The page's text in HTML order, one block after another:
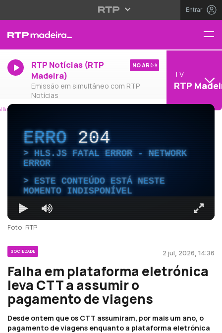
Entrar
RTP Notícias (RTP
Madeira)
Emissão em simultâneo com RTP
Notícias
NO AR
TV
RTP
ERRO204
HLS.JS FATAL ERROR - NETWORK
ERROR
ESTE CONTEÚDO ESTÁ NESTE
MOMENTO INDISPONÍVEL
Foto: RTP
SOCIEDADE 2 jul, 2026, 14:36
Falha em plataforma eletrónica
leva CTT a assumir o
pagamento de viagens
Desde ontem que os CTT assumiram, por mais um ano, o
pagamento de viagens enquanto a plataforma eletrónica